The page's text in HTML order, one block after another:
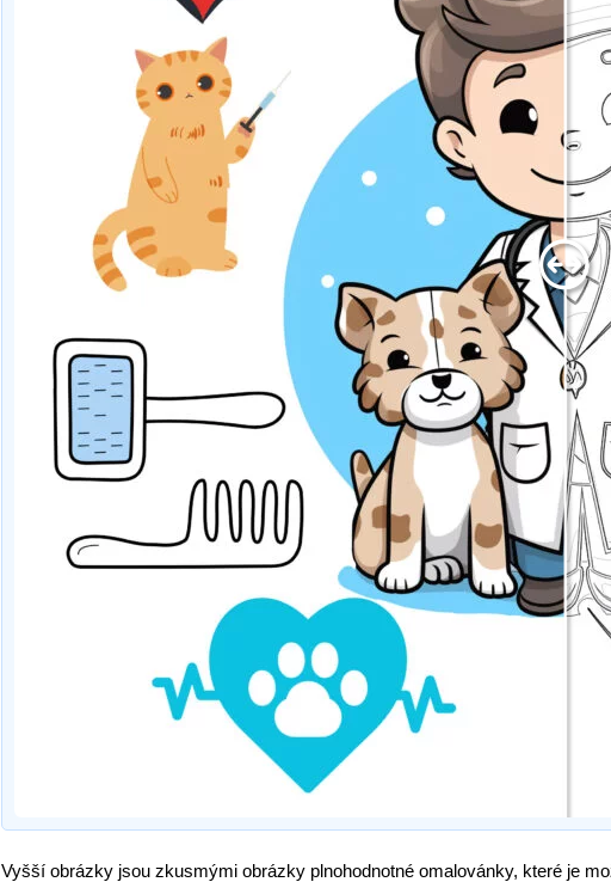
Vyšší obrázky jsou zkusmými obrázky plnohodnotné omalovánky, které je